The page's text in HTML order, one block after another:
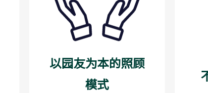
以园友为本的照顾
模式